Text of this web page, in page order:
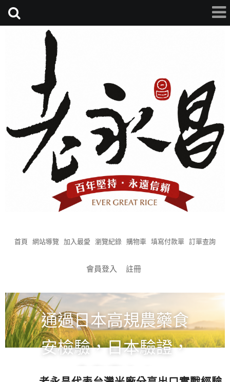
首頁 網站導覽 加入最愛 瀏覽紀錄 購物車 填寫付款單 訂單查詢
會員登入 註冊
通過日本高規農藥食
安檢驗，日本驗證，
食在安心！